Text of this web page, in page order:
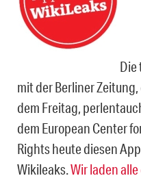
Die
mit der Berliner
dem Freitag,
dem European Center
Rights heute diesen
Wikileaks.Wir laden